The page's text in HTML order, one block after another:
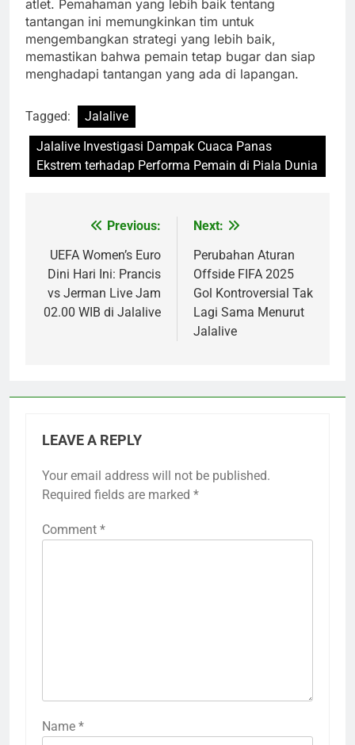
atlet. Pemahaman yang lebih baik tentang
tantangan ini memungkinkan tim untuk
mengembangkan strategi yang lebih baik,
memastikan bahwa pemain tetap bugar dan siap
menghadapi tantangan yang ada di lapangan.
Tagged:
Jalalive
Jalalive Investigasi Dampak Cuaca Panas
Ekstrem terhadap Performa Pemain di Piala Dunia
navigation
Previous:
UEFA Women’s Euro
Dini Hari Ini: Prancis
vs Jerman Live Jam
02.00 WIB di Jalalive
Next:
Perubahan Aturan
Offside FIFA 2025
Gol Kontroversial Tak
Lagi Sama Menurut
Jalalive
LEAVE A REPLY
Your email address will not be published.
Required fields are marked *
Comment *
Name *